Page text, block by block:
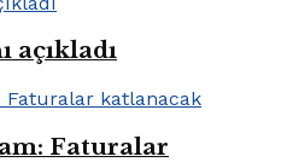
açıkladı
Faturalar